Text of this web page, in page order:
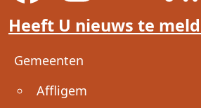
Heeft U nieuws te
Voet
Gemeenten
Affligem